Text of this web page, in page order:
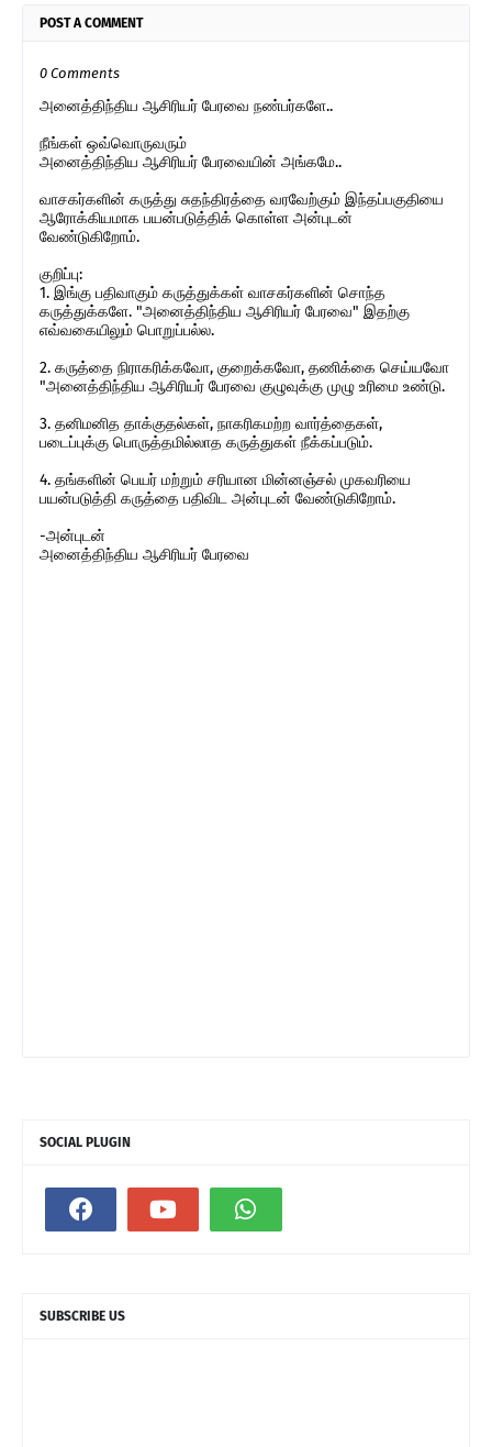
POST A COMMENT
0 Comments
அனைத்திந்திய ஆசிரியர் பேரவை நண்பர்களே..
நீங்கள் ஒவ்வொருவரும்
அனைத்திந்திய ஆசிரியர் பேரவையின் அங்கமே..
வாசகர்களின் கருத்து சுதந்திரத்தை வரவேற்கும் இந்தப்பகுதியை
ஆரோக்கியமாக பயன்படுத்திக் கொள்ள அன்புடன்
வேண்டுகிறோம்.
குறிப்பு:
1. இங்கு பதிவாகும் கருத்துக்கள் வாசகர்களின் சொந்த
கருத்துக்களே. "அனைத்திந்திய ஆசிரியர் பேரவை" இதற்கு
எவ்வகையிலும் பொறுப்பல்ல.
2. கருத்தை நிராகரிக்கவோ, குறைக்கவோ, தணிக்கை செய்யவோ
"அனைத்திந்திய ஆசிரியர் பேரவை குழுவுக்கு முழு உரிமை உண்டு.
3. தனிமனித தாக்குதல்கள், நாகரிகமற்ற வார்த்தைகள்,
படைப்புக்கு பொருத்தமில்லாத கருத்துகள் நீக்கப்படும்.
4. தங்களின் பெயர் மற்றும் சரியான மின்னஞ்சல் முகவரியை
பயன்படுத்தி கருத்தை பதிவிட அன்புடன் வேண்டுகிறோம்.
-அன்புடன்
அனைத்திந்திய ஆசிரியர் பேரவை
SOCIAL PLUGIN
SUBSCRIBE US